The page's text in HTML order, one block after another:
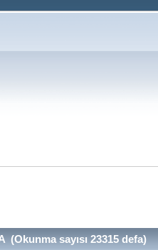
(Okunma sayısı 23315 defa)